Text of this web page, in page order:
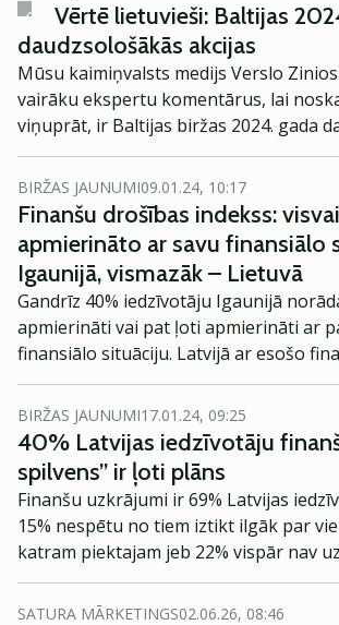
Vērtē lietuvieši: Baltijas
daudzsološākās akcijas
Mūsu kaimiņvalsts medijs Verslo
vairāku ekspertu komentārus, lai
viņuprāt, ir Baltijas biržas 2024. gada
akcijas. Interesanti ieskatīties.
BIRŽAS JAUNUMI09.01.24, 10:17
Finanšu drošības indekss:
apmierināto ar savu finansiālo
Igaunijā, vismazāk – Lietuvā
Gandrīz 40% iedzīvotāju Igaunijā
apmierināti vai pat ļoti apmierināti ar
finansiālo situāciju. Latvijā ar esošo
ņemot vērā ienākumus un saistības,
iedzīvotāju. Savukārt vismazāk
32%, liecina aptaujas “Finanšu drošības
BIRŽAS JAUNUMI17.01.24, 09:25
40% Latvijas iedzīvotāju
spilvens” ir ļoti plāns
Finanšu uzkrājumi ir 69% Latvijas
15% nespētu no tiem iztikt ilgāk par
katram piektajam jeb 22% vispār nav
SEB bankas aptaujas “Finanšu
SATURA MĀRKETINGS02.06.26, 08:46